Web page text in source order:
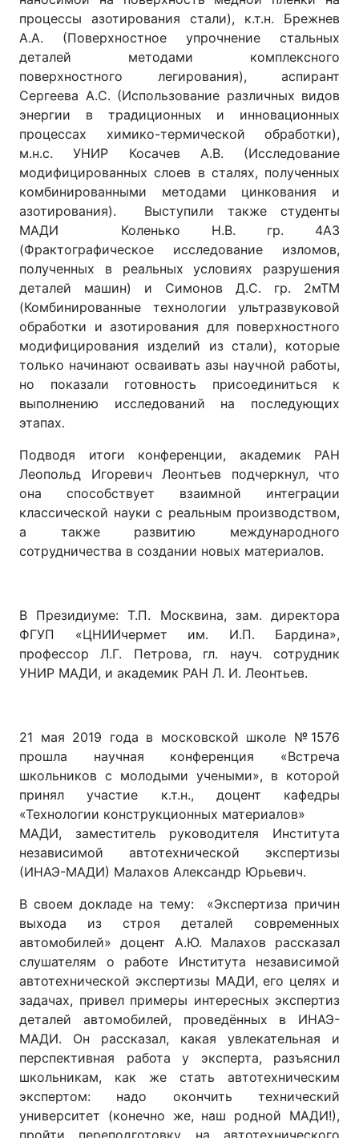
процессы азотирования стали), к.т.н. Брежнев
А.А. (Поверхностное упрочнение стальных
деталей методами комплексного
поверхностного легирования), аспирант
Сергеева А.С. (Использование различных видов
энергии в традиционных и инновационных
процессах химико-термической обработки),
м.н.с. УНИР Косачев А.В. (Исследование
модифицированных слоев в сталях, полученных
комбинированными методами цинкования и
азотирования). Выступили также студенты
МАДИ Коленько Н.В. гр. 4А3
(Фрактографическое исследование изломов,
полученных в реальных условиях разрушения
деталей машин) и Симонов Д.С. гр. 2мТМ
(Комбинированные технологии ультразвуковой
обработки и азотирования для поверхностного
модифицирования изделий из стали), которые
только начинают осваивать азы научной работы,
но показали готовность присоединиться к
выполнению исследований на последующих
этапах.
Подводя итоги конференции, академик РАН
Леопольд Игоревич Леонтьев подчеркнул, что
она способствует взаимной интеграции
классической науки с реальным производством,
а также развитию международного
сотрудничества в создании новых материалов.
В Президиуме: Т.П. Москвина, зам. директора
ФГУП «ЦНИИчермет им. И.П. Бардина»,
профессор Л.Г. Петрова, гл. науч. сотрудник
УНИР МАДИ, и академик РАН Л. И. Леонтьев.
21 мая 2019 года в московской школе №1576
прошла научная конференция «Встреча
школьников с молодыми учеными», в которой
принял участие к.т.н., доцент кафедры
«Технологии конструкционных материалов»
МАДИ, заместитель руководителя Института
независимой автотехнической экспертизы
(ИНАЭ-МАДИ) Малахов Александр Юрьевич.
В своем докладе на тему: «Экспертиза причин
выхода из строя деталей современных
автомобилей» доцент А.Ю. Малахов рассказал
слушателям о работе Института независимой
автотехнической экспертизы МАДИ, его целях и
задачах, привел примеры интересных экспертиз
деталей автомобилей, проведённых в ИНАЭ-
МАДИ. Он рассказал, какая увлекательная и
перспективная работа у эксперта, разъяснил
школьникам, как же стать автотехническим
экспертом: надо окончить технический
университет (конечно же, наш родной МАДИ!),
пройти переподготовку на автотехнического